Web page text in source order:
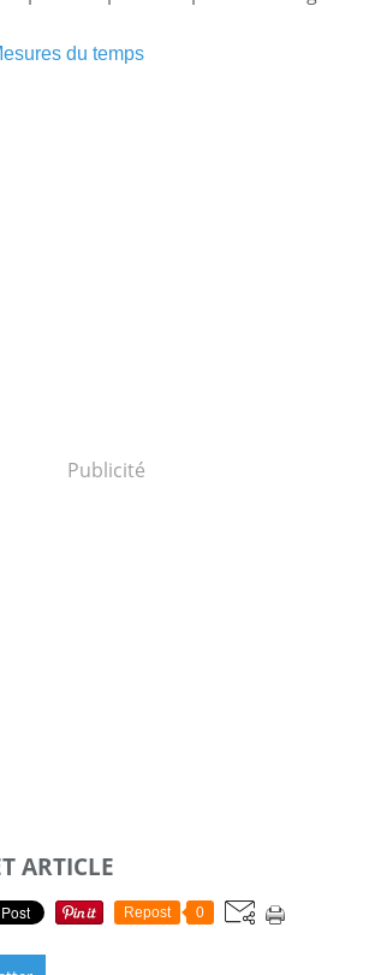
du temps
Publicité
ARTICLE
Repost 0